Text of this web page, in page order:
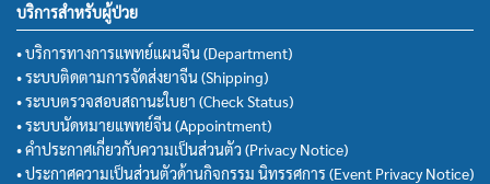
บริการสำหรับผู้ป่วย
• บริการทางการแพทย์แผนจีน (Department)
• ระบบติดตามการจัดส่งยาจีน (Shipping)
• ระบบตรวจสอบสถานะใบยา (Check Status)
• ระบบนัดหมายแพทย์จีน (Appointment)
• คำประกาศเกี่ยวกับความเป็นส่วนตัว (Privacy Notice)
• ประกาศความเป็นส่วนตัวด้านกิจกรรม นิทรรศการ (Event Privacy Notice)